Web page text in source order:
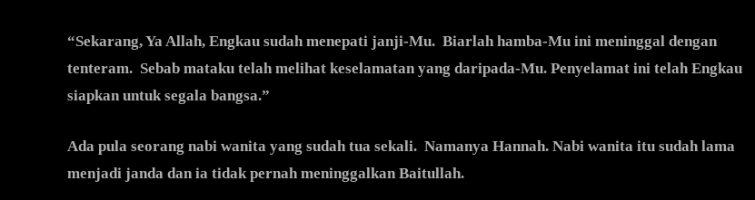
“Sekarang, Ya Allah, Engkau sudah menepati janji-Mu. Biarlah hamba-Mu ini meninggal dengan
tenteram. Sebab mataku telah melihat keselamatan yang daripada-Mu. Penyelamat ini telah Engkau
siapkan untuk segala bangsa.”
Ada pula seorang nabi wanita yang sudah tua sekali. Namanya Hannah. Nabi wanita itu sudah lama
menjadi janda dan ia tidak pernah meninggalkan Baitullah.